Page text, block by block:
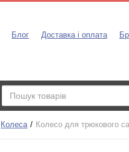
Блог Доставка і оплата
Колеса Колесо для трюкового